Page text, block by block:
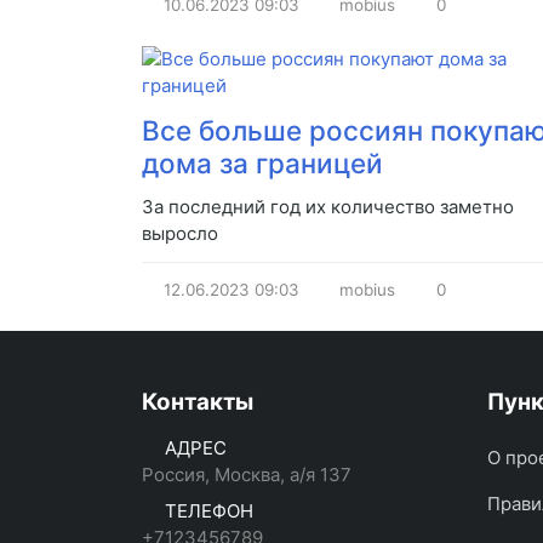
10.06.2023 09:03 mobius 0
Все больше россиян
дома за границей
За последний год их количество заметно
выросло
12.06.2023 09:03 mobius 0
Контакты
АДРЕС
Россия, Москва, а/я 137
ТЕЛЕФОН
+7123456789
О